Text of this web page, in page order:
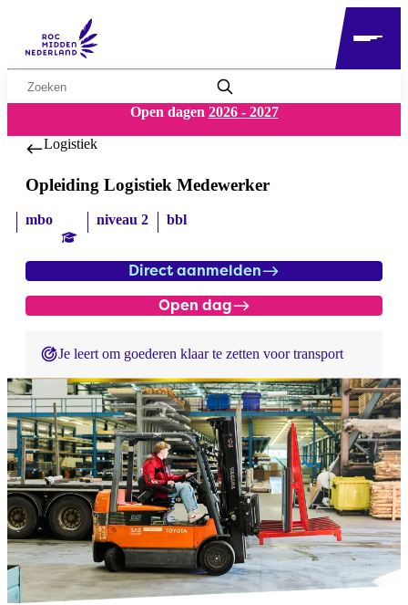
Zoekwoord
Open dagen 2026 - 2027
Logistiek
Opleiding Logistiek Medewerker
mbo niveau 2 bbl
Direct aanmelden
Open dag
Je leert om goederen klaar te zetten voor transport